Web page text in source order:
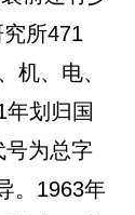
所471
机、电、
划归国
号为总字
。1963年